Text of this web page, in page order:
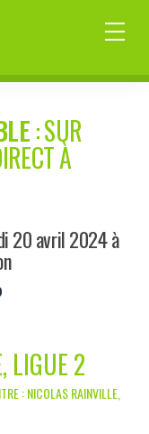
: SUR
À
20 avril 2024 à
LIGUE 2
: NICOLAS RAINVILLE,